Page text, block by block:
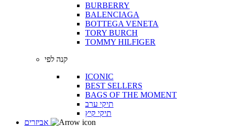
BURBERRY
BALENCIAGA
BOTTEGA VENETA
TORY BURCH
TOMMY HILFIGER
קנה לפי
ICONIC
BEST SELLERS
BAGS OF THE MOMENT
תיקי ערב
תיקי קיץ